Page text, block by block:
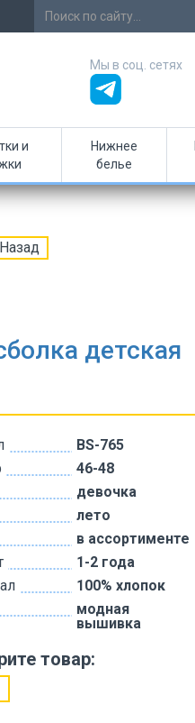
Мы в соц. сетях
и
Нижнее
белье
детская
BS-765
46-48
девочка
лето
в ассортименте
1-2 года
100% хлопок
модная
вышивка
товар: